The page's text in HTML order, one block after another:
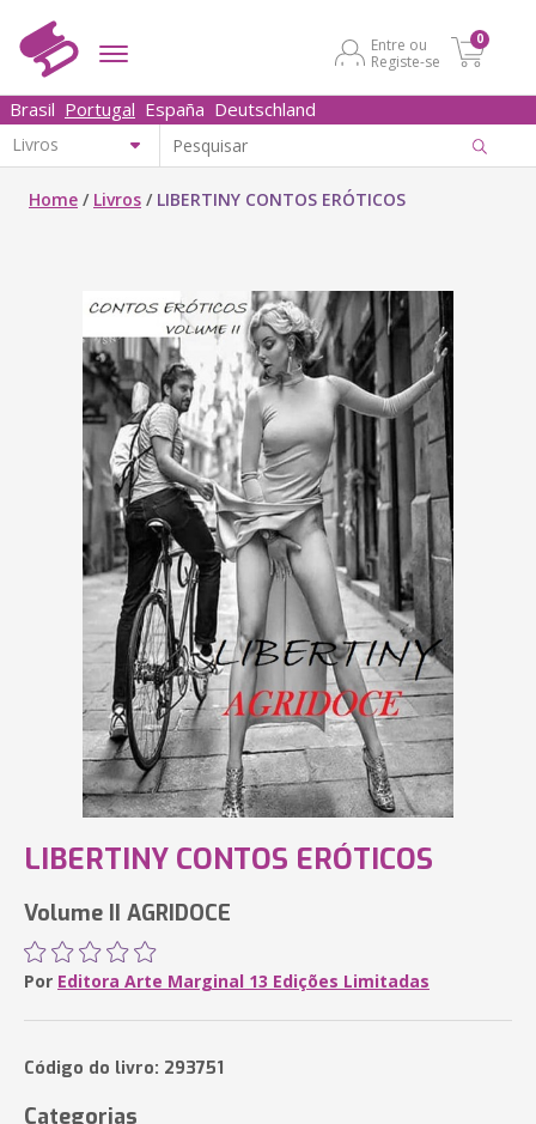
Entre ou
Registe-se
0
Brasil Portugal España Deutschland
Home / Livros / LIBERTINY CONTOS ERÓTICOS
LIBERTINY CONTOS ERÓTICOS
Volume II AGRIDOCE
Por Editora Arte Marginal 13 Edições Limitadas
Código do livro: 293751
Categorias